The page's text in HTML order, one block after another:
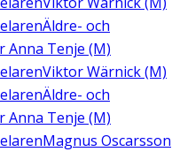
Äldre- och
Tenje (M)
Viktor Wärnick (M)
Äldre- och
Tenje (M)
Magnus Oscarsson